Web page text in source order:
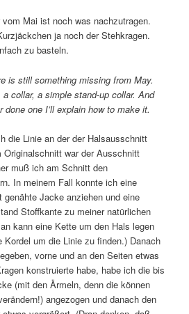
Mai ist noch was nachzutragen.
ja noch der Stehkragen.
zu basteln.
is still something missing from May.
collar, a simple stand-up collar. And
one I’ll explain how to make it.
die Linie an der der Halsausschnitt
war der Ausschnitt
muß ich am Schnitt den
In meinem Fall konnte ich eine
Jacke anziehen und eine
Stoffkante zu meiner natürlichen
kann eine Kette um den Hals legen
Kordel um die Linie zu finden.) Danach
vorne und an den Seiten etwas
konstruierte habe, habe ich die bis
(mit den Ärmeln, denn die können
angezogen und danach den